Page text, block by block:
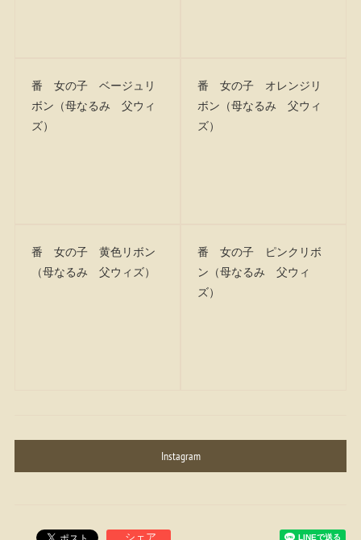
番 女の子 ベージュリ
ボン（母なるみ 父ウィ
ズ）
番 女の子 オレンジリ
ボン（母なるみ 父ウィ
ズ）
番 女の子 黄色リボン
（母なるみ 父ウィズ）
番 女の子 ピンクリボ
ン（母なるみ 父ウィ
ズ）
Instagram